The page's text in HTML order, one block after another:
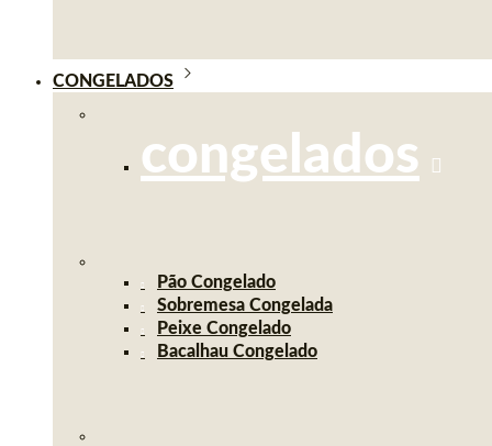
CONGELADOS
congelados
Pão Congelado
Sobremesa Congelada
Peixe Congelado
Bacalhau Congelado